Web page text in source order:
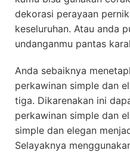
dekorasi perayaan
keseluruhan. Atau anda
undanganmu pantas
Anda sebaiknya
perkawinan simple dan
tiga. Dikarenakan ini
perkawinan simple dan
simple dan elegan
Selayaknya